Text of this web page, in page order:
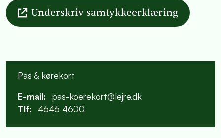
Underskriv samtykkeerklæring
Pas & kørekort
E-mail:
pas-koerekort@lejre.dk
Tlf:
4646 4600